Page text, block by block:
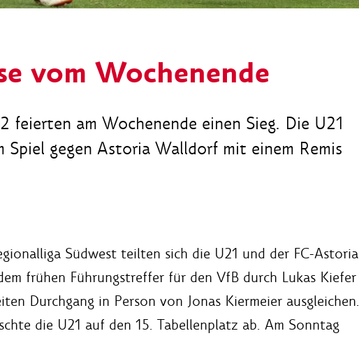
vom Wochenende
feierten am Wochenende einen Sieg. Die U21
Spiel gegen Astoria Walldorf mit einem Remis
Südwest teilten sich die U21 und der FC-Astoria
frühen Führungstreffer für den VfB durch Lukas Kiefer
Durchgang in Person von Jonas Kiermeier ausgleichen.
die U21 auf den 15. Tabellenplatz ab. Am Sonntag